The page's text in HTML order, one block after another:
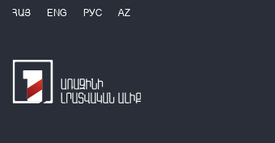
ՀԱՅ ENG РУС AZ